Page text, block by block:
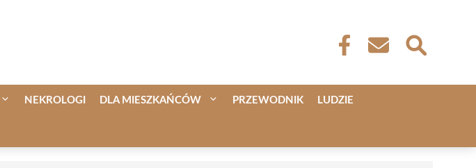
NEKROLOGI DLA MIESZKAŃCÓW PRZEWODNIK LUDZIE